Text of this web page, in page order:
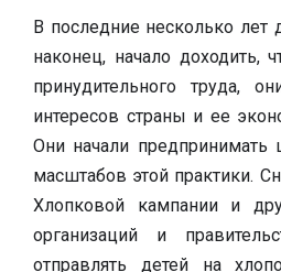
В последние несколько лет
наконец, начало доходить,
принудительного труда,
интересов страны и ее
Они начали
масштабов этой практики.
Хлопковой кампании и
организаций и
отправлять детей на